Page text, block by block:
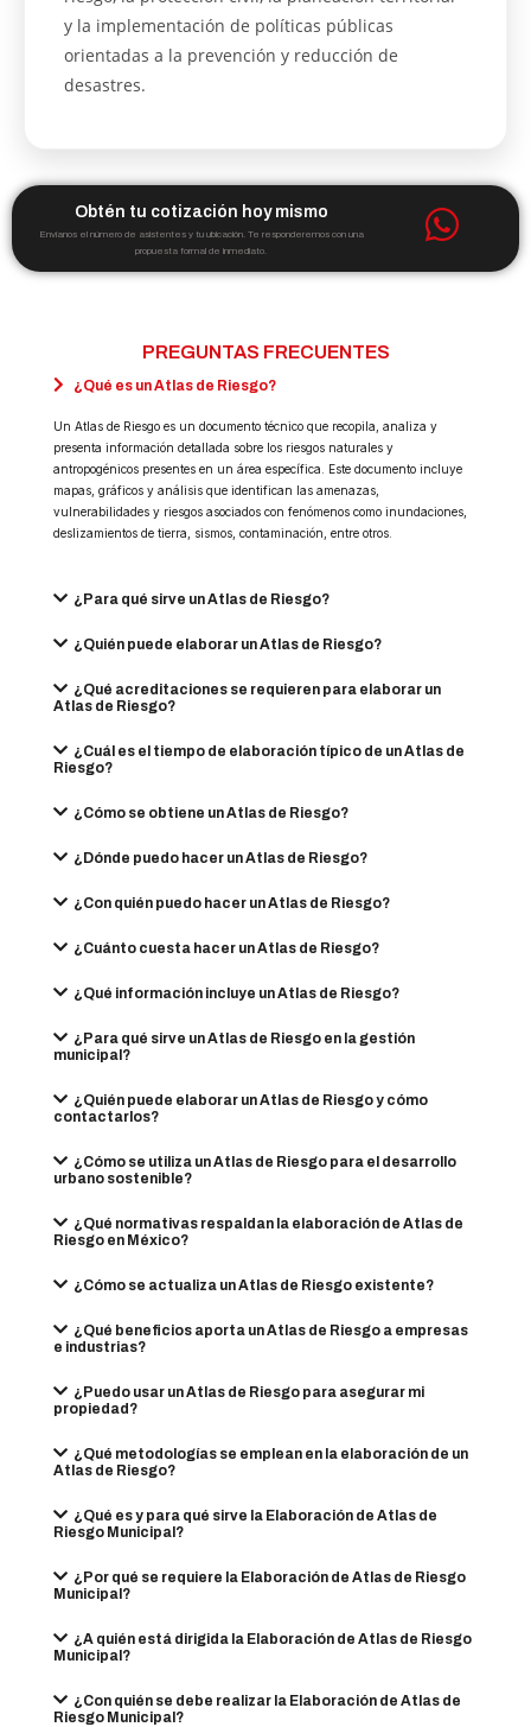
y la implementación de políticas públicas
orientadas a la prevención y reducción de
desastres.
Obtén tu cotización hoy mismo
Envíanos el número de asistentes y tu ubicación. Te responderemos con una
propuesta formal de inmediato.
PREGUNTAS FRECUENTES
¿Qué es un Atlas de Riesgo?
Un Atlas de Riesgo es un documento técnico que recopila, analiza y
presenta información detallada sobre los riesgos naturales y
antropogénicos presentes en un área específica. Este documento incluye
mapas, gráficos y análisis que identifican las amenazas,
vulnerabilidades y riesgos asociados con fenómenos como inundaciones,
deslizamientos de tierra, sismos, contaminación, entre otros.
¿Para qué sirve un Atlas de Riesgo?
¿Quién puede elaborar un Atlas de Riesgo?
¿Qué acreditaciones se requieren para elaborar un
Atlas de Riesgo?
¿Cuál es el tiempo de elaboración típico de un Atlas de
Riesgo?
¿Cómo se obtiene un Atlas de Riesgo?
¿Dónde puedo hacer un Atlas de Riesgo?
¿Con quién puedo hacer un Atlas de Riesgo?
¿Cuánto cuesta hacer un Atlas de Riesgo?
¿Qué información incluye un Atlas de Riesgo?
¿Para qué sirve un Atlas de Riesgo en la gestión
municipal?
¿Quién puede elaborar un Atlas de Riesgo y cómo
contactarlos?
¿Cómo se utiliza un Atlas de Riesgo para el desarrollo
urbano sostenible?
¿Qué normativas respaldan la elaboración de Atlas de
Riesgo en México?
¿Cómo se actualiza un Atlas de Riesgo existente?
¿Qué beneficios aporta un Atlas de Riesgo a empresas
e industrias?
¿Puedo usar un Atlas de Riesgo para asegurar mi
propiedad?
¿Qué metodologías se emplean en la elaboración de un
Atlas de Riesgo?
¿Qué es y para qué sirve la Elaboración de Atlas de
Riesgo Municipal?
¿Por qué se requiere la Elaboración de Atlas de Riesgo
Municipal?
¿A quién está dirigida la Elaboración de Atlas de Riesgo
Municipal?
¿Con quién se debe realizar la Elaboración de Atlas de
Riesgo Municipal?